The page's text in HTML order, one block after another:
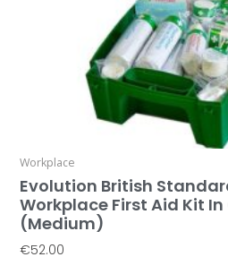
Workplace
Evolution British
Workplace First Aid Kit In
(Medium)
€52.00